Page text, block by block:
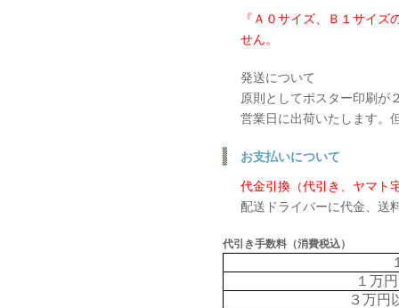
『Ａ０サイズ、Ｂ１サイ
せん。
発送について
原則としてポスター印刷が
営業日に出荷いたします。
お支払いについて
代金引換（代引き、ヤマト
配送ドライバーに代金、送
代引き手数料（消費税込）
１万
３万円